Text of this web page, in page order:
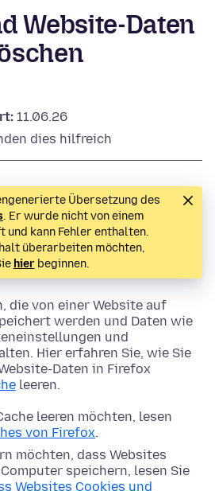
Website-Daten
11.06.26
dies hilfreich
Übersetzung des
. Er wurde nicht von einem
und kann Fehler enthalten.
überarbeiten möchten,
hierbeginnen.
die von einer Website auf
werden und Daten wie
und
Hier erfahren Sie, wie Sie
Daten in Firefox
leeren.
leeren möchten, lesen
von Firefox.
möchten, dass Websites
speichern, lesen Sie
Websites Cookies und